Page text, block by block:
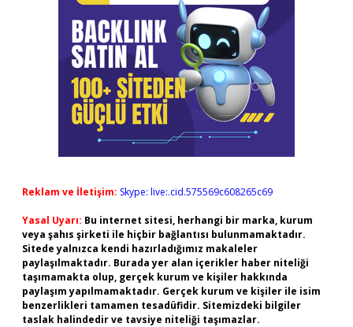
Reklam ve İletişim: Skype: live:.cid.575569c608265c69
Yasal Uyarı: Bu internet sitesi, herhangi bir marka, kurum
veya şahıs şirketi ile hiçbir bağlantısı bulunmamaktadır.
Sitede yalnızca kendi hazırladığımız makaleler
paylaşılmaktadır. Burada yer alan içerikler haber niteliği
taşımamakta olup, gerçek kurum ve kişiler hakkında
paylaşım yapılmamaktadır. Gerçek kurum ve kişiler ile isim
benzerlikleri tamamen tesadüfidir. Sitemizdeki bilgiler
taslak halindedir ve tavsiye niteliği taşımazlar.